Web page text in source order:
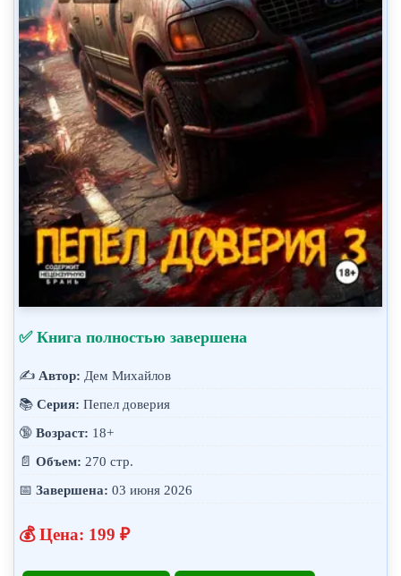
✅ Книга полностью завершена
✍️ Автор: Дем Михайлов
📚 Серия: Пепел доверия
🔞 Возраст: 18+
📄 Объем: 270 стр.
📅 Завершена: 03 июня 2026
💰 Цена: 199 ₽